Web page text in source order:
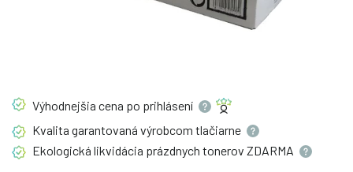
Výhodnejšia cena po prihlásení
Kvalita garantovaná výrobcom tlačiarne
Ekologická likvidácia prázdnych tonerov ZDARMA